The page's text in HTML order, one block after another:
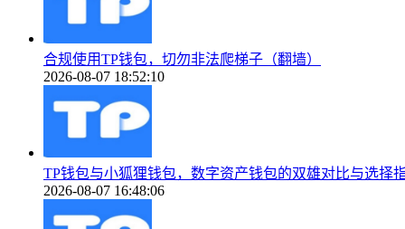
合规使用TP钱包，切勿非法爬梯子（翻墙）
2026-08-07 18:52:10
TP钱包与小狐狸钱包，数字资产钱包的双雄对比与选择
2026-08-07 16:48:06